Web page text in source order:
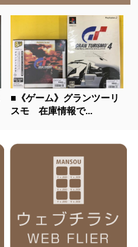
■《ゲーム》グランツーリ
スモ 在庫情報で...